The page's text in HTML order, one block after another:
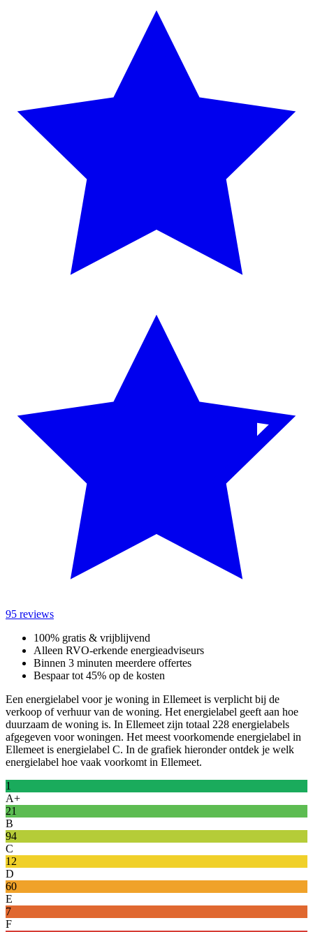
95 reviews
100% gratis & vrijblijvend
Alleen RVO-erkende energieadviseurs
Binnen 3 minuten meerdere offertes
Bespaar tot 45% op de kosten
Een energielabel voor je woning in Ellemeet is verplicht bij de
verkoop of verhuur van de woning. Het energielabel geeft aan hoe
duurzaam de woning is. In Ellemeet zijn totaal 228 energielabels
afgegeven voor woningen. Het meest voorkomende energielabel in
Ellemeet is energielabel C. In de grafiek hieronder ontdek je welk
energielabel hoe vaak voorkomt in Ellemeet.
1
A+
21
B
94
C
12
D
60
E
7
F